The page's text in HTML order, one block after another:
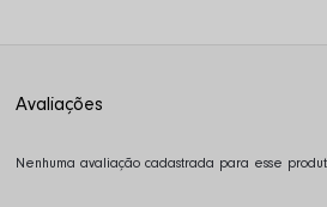
Nenhuma avaliação cadastrada para esse